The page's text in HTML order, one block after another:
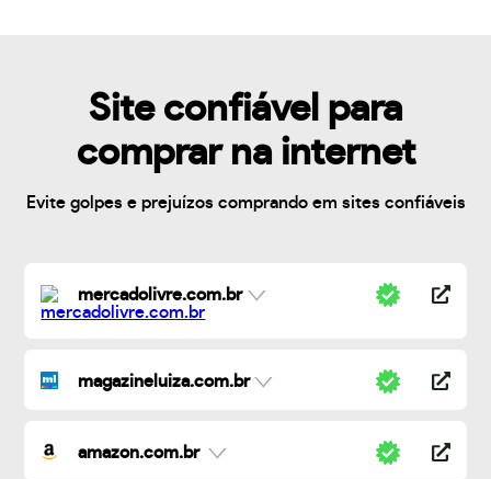
Site confiável para
comprar na internet
Evite golpes e prejuízos comprando em sites confiáveis
mercadolivre.com.br
magazineluiza.com.br
amazon.com.br